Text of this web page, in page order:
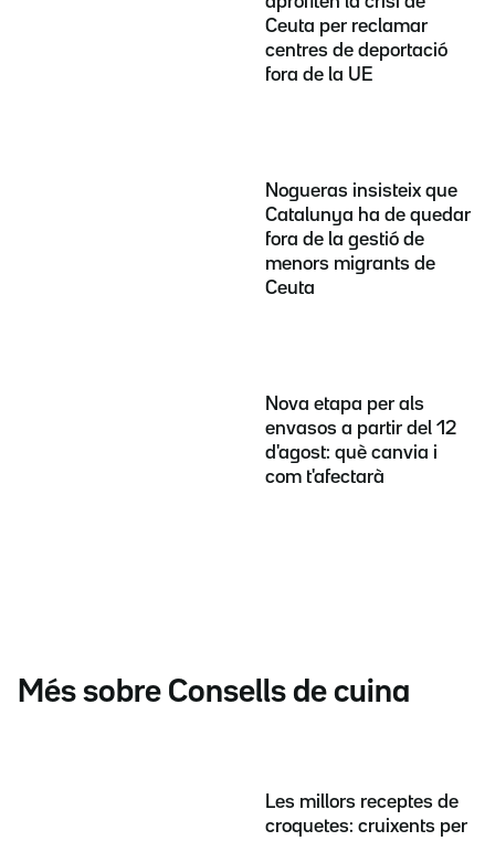
Ceuta per reclamar
centres de deportació
fora de la UE
Nogueras insisteix que
Catalunya ha de quedar
fora de la gestió de
menors migrants de
Ceuta
Nova etapa per als
envasos a partir del 12
d'agost: què canvia i
com t'afectarà
Més sobre Consells de cuina
Les millors receptes de
croquetes: cruixents per